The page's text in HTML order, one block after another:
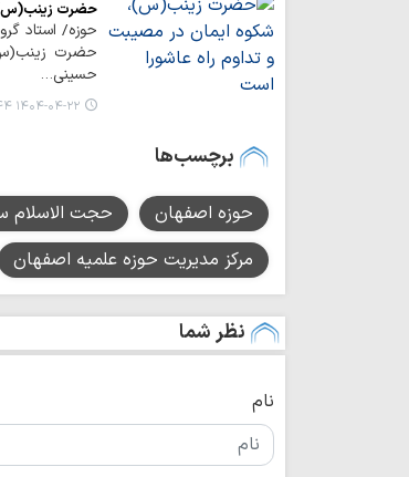
حضرت زینب(س)،
حوزه/ استاد
حضرت
حسینی…
۱۴۰۴-۰۴-۲۲ ۱۴:۴۴
برچسب‌ها
حوزه اصفهان
حجت
مرکز مدیریت حوزه علمیه اصفهان
نظر شما
نام